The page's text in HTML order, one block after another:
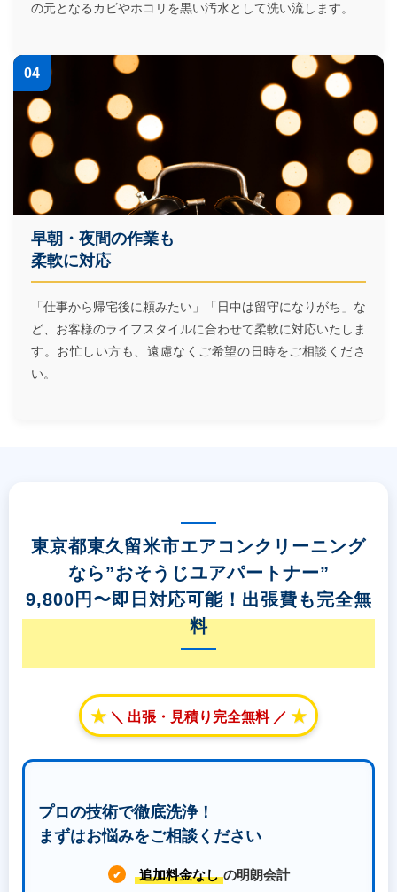
の元となるカビやホコリを黒い汚水として洗い流します。
04
早朝・夜間の作業も
柔軟に対応
「仕事から帰宅後に頼みたい」「日中は留守になりがち」な
ど、お客様のライフスタイルに合わせて柔軟に対応いたしま
す。お忙しい方も、遠慮なくご希望の日時をご相談くださ
い。
東京都東久留米市エアコンクリーニング
なら”おそうじユアパートナー”
9,800円〜即日対応可能！出張費も完全無
料
★ ＼ 出張・見積り完全無料 ／ ★
プロの技術で徹底洗浄！
まずはお悩みをご相談ください
✔ 追加料金なし の明朗会計